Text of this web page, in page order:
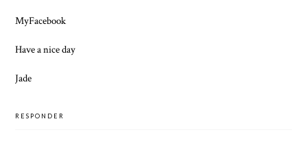
MyFacebook
Have a nice day
Jade
RESPONDER